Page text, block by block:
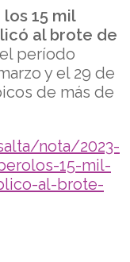
15 mil
al brote de
período
y el 29 de
de más de
nota/2023-
15-mil-
al-brote-